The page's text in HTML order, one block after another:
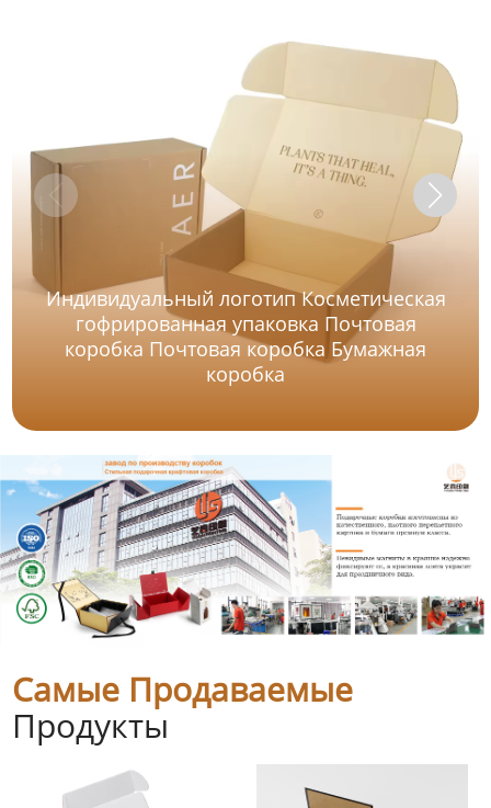
Индивидуальный логотип Косметическая
гофрированная упаковка Почтовая
коробка Почтовая коробка Бумажная
коробка
Самые Продаваемые
Продукты